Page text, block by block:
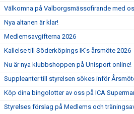
Välkomna på Valborgsmässofirande med
Nya altanen är klar!
Medlemsavgifterna 2026
Kallelse till Söderköpings IK's årsmöte 2026
Nu är nya klubbshoppen på Unisport online!
Suppleanter till styrelsen sökes inför
Köp dina bingolotter av oss på ICA
Styrelses förslag på Medlems och